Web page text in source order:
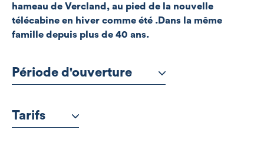
hameau de Vercland, au pied de la nouvelle
télécabine en hiver comme été .Dans la même
famille depuis plus de 40 ans.
Période d'ouverture
Tarifs